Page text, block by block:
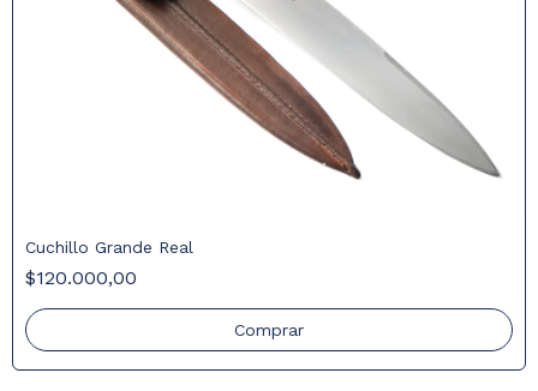
Cuchillo Grande Real
$120.000,00